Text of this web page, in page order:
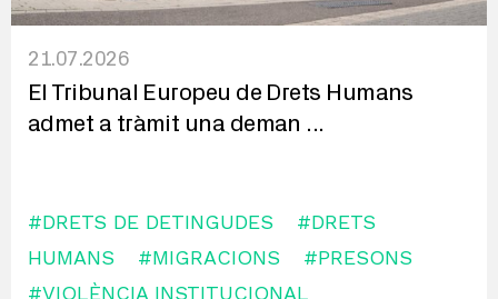
21.07.2026
El Tribunal Europeu de Drets Humans
admet a tràmit una deman ...
#DRETS DE DETINGUDES
#DRETS
HUMANS
#MIGRACIONS
#PRESONS
#VIOLÈNCIA INSTITUCIONAL